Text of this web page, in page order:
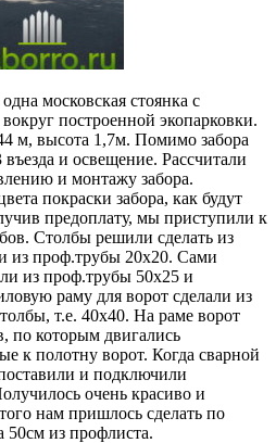
московская стоянка с
построенной экопарковки.
м, высота 1,7м. Помимо забора
и освещение. Рассчитали
и монтажу забора.
покраски забора, как будут
предоплату, мы приступили к
Столбы решили сделать из
из проф.трубы 20х20. Сами
из проф.трубы 50х25 и
раму для ворот сделали из
т.е. 40х40. На раме ворот
по которым двигались
к полотну ворот. Когда сварной
и подключили
очень красиво и
нам пришлось сделать по
50см из профлиста.